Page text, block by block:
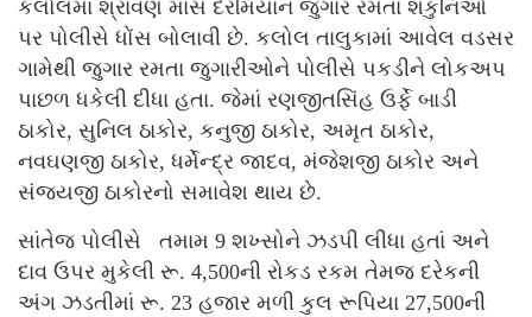
કલોલમાં શ્રાવણ માસ દરમિયાન જુગાર રમતા શકુનિઓ
પર પોલીસે ધોંસ બોલાવી છે. કલોલ તાલુકામાં આવેલ વડસર
ગામેથી જુગાર રમતા જુગારીઓને પોલીસે પકડીને લોકઅપ
પાછળ ધકેલી દીધા હતા. જેમાં રણજીતસિંહ ઉર્ફે બાડી
ઠાકોર, સુનિલ ઠાકોર, કનુજી ઠાકોર, અમૃત ઠાકોર,
નવઘણજી ઠાકોર, ધર્મેન્દ્ર જાદવ, મંજેશજી ઠાકોર અને
સંજયજી ઠાકોરનો સમાવેશ થાય છે.
સાંતેજ પોલીસે તમામ 9 શખ્સોને ઝડપી લીધા હતાં અને
દાવ ઉપર મુકેલી રૂ. 4,500ની રોકડ રકમ તેમજ દરેકની
અંગ ઝડતીમાં રૂ. 23 હજાર મળી કુલ રૂપિયા 27,500ની